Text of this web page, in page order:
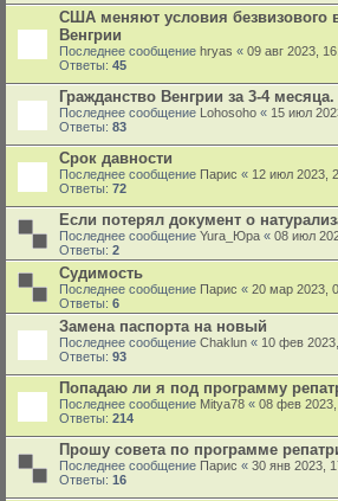
США меняют условия безвизового
Венгрии
Последнее сообщение hryas « 09 авг 2023,
Ответы: 45
Гражданство Венгрии за 3-4
Последнее сообщение Lohosoho « 15 июл
Ответы: 83
Срок давности
Последнее сообщение Парис « 12 июл 2023,
Ответы: 72
Если потерял документ о
Последнее сообщение Yura_Юра « 08 июл
Ответы: 2
Судимость
Последнее сообщение Парис « 20 мар 2023,
Ответы: 6
Замена паспорта на новый
Последнее сообщение Chaklun « 10 фев
Ответы: 93
Попадаю ли я под программу
Последнее сообщение Mitya78 « 08 фев
Ответы: 214
Прошу совета по программе
Последнее сообщение Парис « 30 янв 2023,
Ответы: 16